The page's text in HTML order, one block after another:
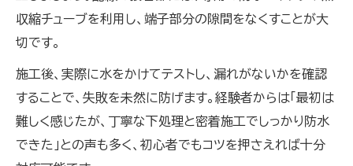
収縮チューブを利用し、端子部分の隙間をなくすことが大
切です。
施工後、実際に水をかけてテストし、漏れがないかを確認
することで、失敗を未然に防げます。経験者からは「最初は
難しく感じたが、丁寧な下処理と密着施工でしっかり防水
できた」との声も多く、初心者でもコツを押さえれば十分